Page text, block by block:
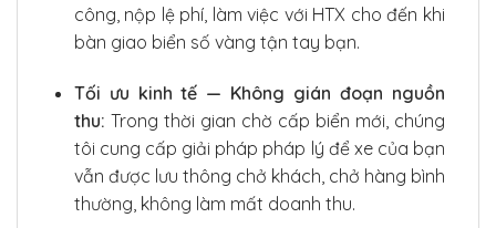
công, nộp lệ phí, làm việc với HTX cho đến khi
bàn giao biển số vàng tận tay bạn.
Tối ưu kinh tế — Không gián đoạn nguồn
thu: Trong thời gian chờ cấp biển mới, chúng
tôi cung cấp giải pháp pháp lý để xe của bạn
vẫn được lưu thông chở khách, chở hàng bình
thường, không làm mất doanh thu.